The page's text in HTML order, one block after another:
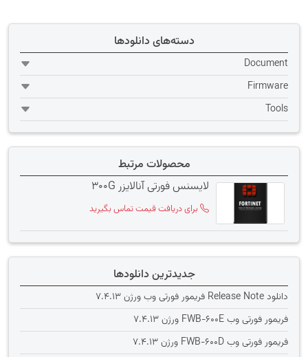
دسته‌های دانلودها
Document
Firmware
Tools
محصولات مرتبط
لایسنس فورتی آنالایزر 300G
برای دریافت قیمت تماس بگیرید
جدیدترین دانلودها
دانلود Release Note فریمور فورتی وب ورژن 7.4.13
فریمور فورتی وب FWB-600E ورژن 7.4.13
فریمور فورتی وب FWB-600D ورژن 7.4.13